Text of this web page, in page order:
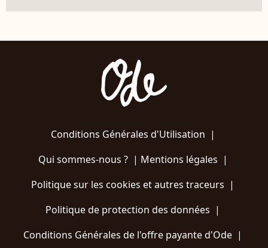
Conditions Générales d'Utilisation |
Qui sommes-nous ?| Mentions légales |
Politique sur les cookies et autres traceurs |
Politique de protection des données |
Conditions Générales de l'offre payante d'Ode |